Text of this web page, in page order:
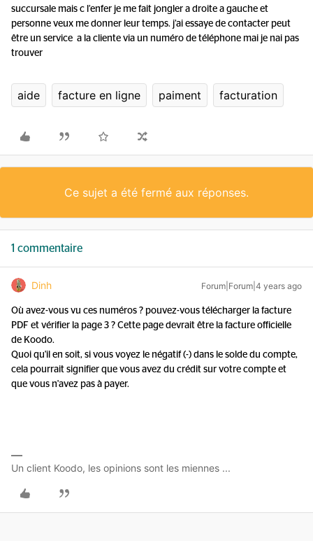
succursale mais c l’enfer je me fait jongler a droite a gauche et
personne veux me donner leur temps. j’ai essaye de contacter peut
être un service a la cliente via un numéro de téléphone mai je nai pas
trouver
aide facture en ligne paiment facturation
Ce sujet a été fermé aux réponses.
1 commentaire
Dinh Forum|Forum|4 years ago
Où avez-vous vu ces numéros ? pouvez-vous télécharger la facture
PDF et vérifier la page 3 ? Cette page devrait être la facture officielle
de Koodo.
Quoi qu'il en soit, si vous voyez le négatif (-) dans le solde du compte,
cela pourrait signifier que vous avez du crédit sur votre compte et
que vous n'avez pas à payer.
Un client Koodo, les opinions sont les miennes ...